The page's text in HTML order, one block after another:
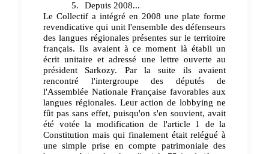
5.
Depuis 2008...
Le Collectif a intégré en 2008 une plate forme
revendicative qui unit l'ensemble des défenseurs
des langues régionales présentes sur le territoire
français. Ils avaient à ce moment là établi un
écrit unitaire et adressé une lettre ouverte au
président Sarkozy. Par la suite ils avaient
rencontré l'intergroupe des députés de
l'Assemblée Nationale Française favorables aux
langues régionales. Leur action de lobbying ne
fût pas sans effet, puisqu'on s'en souvient, avait
été votée la modification de l'article 1 de la
Constitution mais qui finalement était relégué à
une simple prise en compte patrimoniale des